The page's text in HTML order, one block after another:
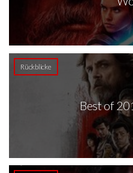
Rückblicke
Best of